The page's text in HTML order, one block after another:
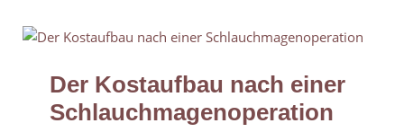
Der Kostaufbau nach einer
Schlauchmagenoperation